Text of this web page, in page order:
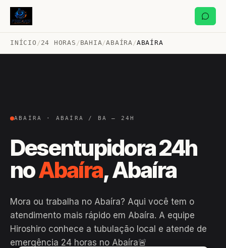
INÍCIO /24 HORAS /BAHIA/ABAÍRA /ABAÍRA
ABAÍRA · ABAÍRA / BA — 24H
Desentupidora 24h
noAbaíra, Abaíra
Mora ou trabalha no Abaíra? Aqui você tem o
atendimento mais rápido em Abaíra. A equipe
Hiroshiro conhece a tubulação local e atende de
emergência 24 horas no Abaíra🚨